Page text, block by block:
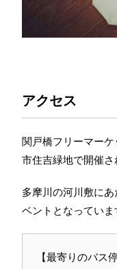
アクセス
関戸橋フリーマー
市住吉緑地で開催さ
多摩川の河川敷に
ベントとなっていま
【最寄りのバス停